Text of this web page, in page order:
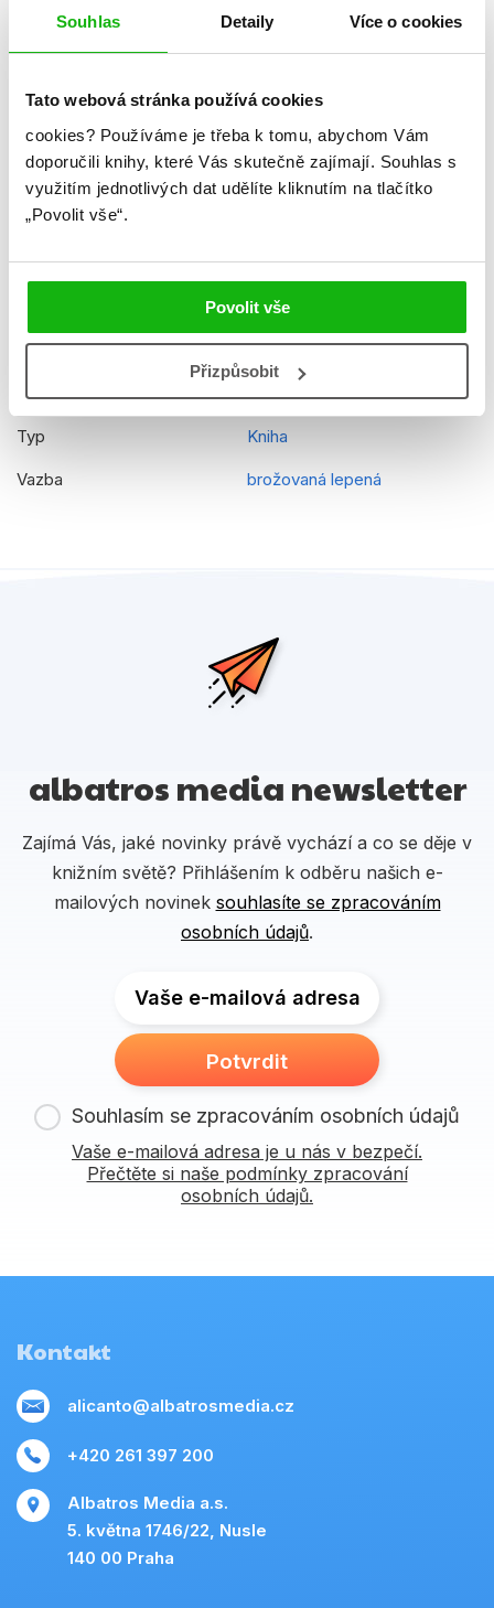
Souhlas Detaily Více o cookies
Tato webová stránka používá cookies
cookies? Používáme je třeba k tomu, abychom Vám
doporučili knihy, které Vás skutečně zajímají. Souhlas s
využitím jednotlivých dat udělíte kliknutím na tlačítko
„Povolit vše“.
Povolit vše
Přizpůsobit
Datum vydání 23.04.2018
Hmotnost 0,373 kg
Jazyk čeština
Řady My Little Pony
Storybook
angličtina
EAN 9788025241882
Věk od 5
Typ Kniha
Vazba brožovaná lepená
albatros media newsletter
Zajímá Vás, jaké novinky právě vychází a co se děje v
knižním světě? Přihlášením k odběru našich e-
mailových novinek souhlasíte se zpracováním
osobních údajů.
Vaše e-mailová adresa
Potvrdit
Souhlasím se zpracováním osobních údajů
Vaše e-mailová adresa je u nás v bezpečí.
Přečtěte si naše podmínky zpracování
osobních údajů.
Kontakt
alicanto@albatrosmedia.cz
+420 261 397 200
Albatros Media a.s.
5. května 1746/22, Nusle
140 00 Praha